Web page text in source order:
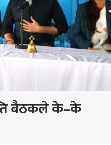
बैठकले के–के